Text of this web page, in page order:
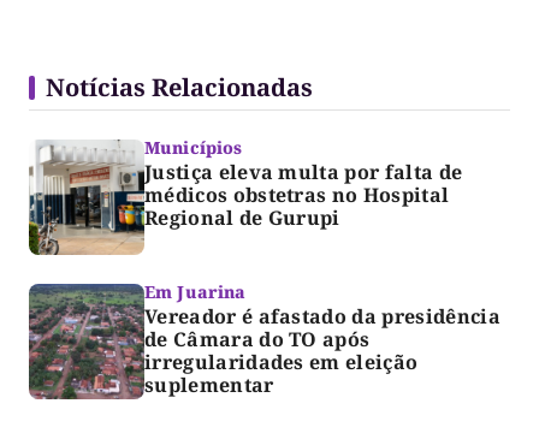
Notícias Relacionadas
Municípios
Justiça eleva multa por falta de
médicos obstetras no Hospital
Regional de Gurupi
Em Juarina
Vereador é afastado da presidência
de Câmara do TO após
irregularidades em eleição
suplementar